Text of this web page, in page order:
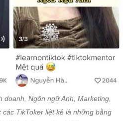
doanh, Ngôn ngữ Anh, Marketing,
TikToker liệt kê là những bằng